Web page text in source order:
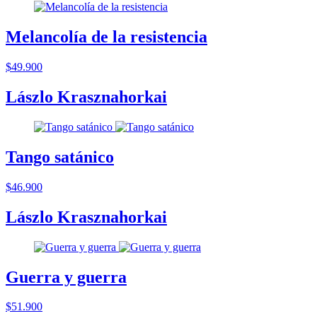
Melancolía de la resistencia
$49.900
Lászlo Krasznahorkai
Tango satánico
$46.900
Lászlo Krasznahorkai
Guerra y guerra
$51.900